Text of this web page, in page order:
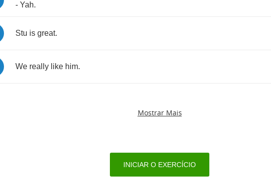
- Yah.
Stu is great.
We really like him.
Mostrar Mais
INICIAR O EXERCÍCIO